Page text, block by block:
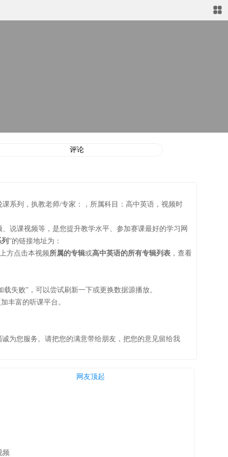
评论
系列，执教老师/专家：，所属科目：高中英语，视频时
说课视频等，是您提升教学水平、参加赛课最好的学习网
列”的链接地址为：
方点击本视频所属的专辑或高中英语的所有专辑列表 ，查看
失败”，可以尝试刷新一下或更换数据源播放。
丰富的听课平台。
为您服务。请把您的满意带给朋友，把您的意见留给我
网友顶起
频